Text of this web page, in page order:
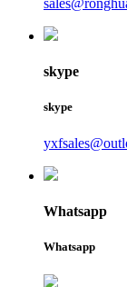
skype
skype
Whatsapp
Whatsapp